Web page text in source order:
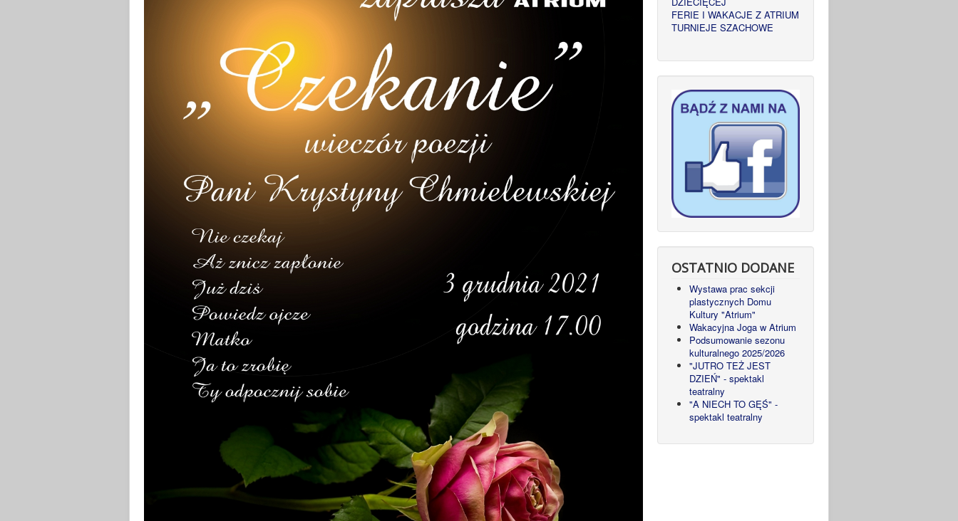
FERIE I WAKACJE Z ATRIUM
TURNIEJE SZACHOWE
OSTATNIO DODANE
Wystawa prac sekcji
plastycznych Domu
Kultury "Atrium"
Wakacyjna Joga w Atrium
Podsumowanie sezonu
kulturalnego 2025/2026
"JUTRO TEŻ JEST
DZIEŃ" - spektakl
teatralny
"A NIECH TO GĘŚ" -
spektakl teatralny